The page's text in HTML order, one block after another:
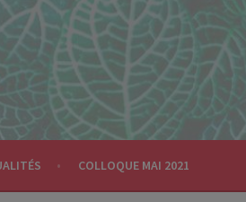
COLLOQUE MAI 2021